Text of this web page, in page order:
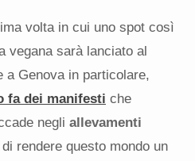
volta in cui uno spot così
vegana sarà lanciato al
a Genova in particolare,
fa dei manifesti che
negli allevamenti
di rendere questo mondo un